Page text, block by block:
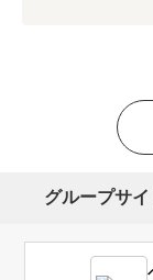
グループサイ